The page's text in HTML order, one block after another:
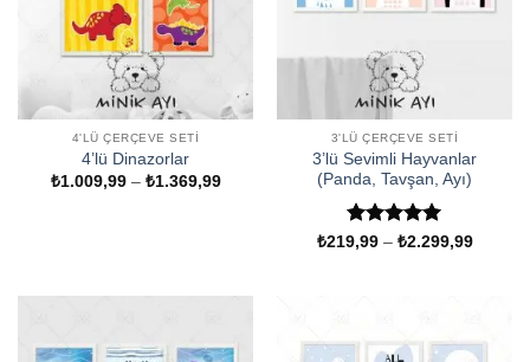
4'LÜ ÇERÇEVE SETI
4’lü Dinazorlar
₺1.009,99 – ₺1.369,99Fiyat
3'LÜ ÇERÇEVE SETI
3’lü Sevimli Hayvanlar
(Panda, Tavşan, Ayı)
5 üzerinden
₺219,99 – ₺2.299,99Fiyat